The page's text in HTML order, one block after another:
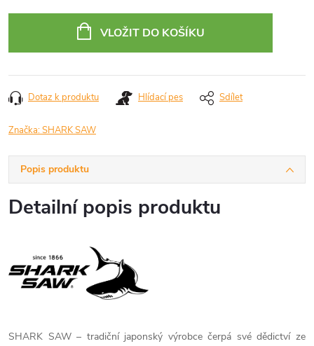
VLOŽIT DO KOŠÍKU
Dotaz k produktu Hlídací pes Sdílet
Značka:SHARK SAW
Popis produktu
Detailní popis produktu
SHARK SAW – tradiční japonský výrobce čerpá své dědictví ze